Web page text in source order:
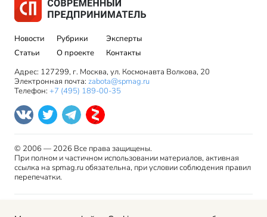
Новости
Статьи
Рубрики
О проекте
Эксперты
Контакты
Адрес: 127299, г. Москва, ул. Космонавта Волкова, 20
Электронная почта: zabota@spmag.ru
Телефон: +7 (495) 189-00-35
© 2006 — 2026 Все права защищены.
При полном и частичном использовании материалов, активная
ссылка на spmag.ru обязательна, при условии соблюдения правил
перепечатки.